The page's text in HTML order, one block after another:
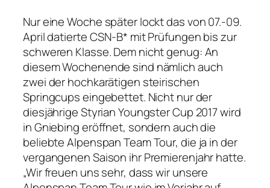
Nur eine Woche später lockt das von 07.-09.
April datierte CSN-B* mit Prüfungen bis zur
schweren Klasse. Dem nicht genug: An
diesem Wochenende sind nämlich auch
zwei der hochkarätigen steirischen
Springcups eingebettet. Nicht nur der
diesjährige Styrian Youngster Cup 2017 wird
in Gniebing eröffnet, sondern auch die
beliebte Alpenspan Team Tour, die ja in der
vergangenen Saison ihr Premierenjahr hatte.
„Wir freuen uns sehr, dass wir unsere